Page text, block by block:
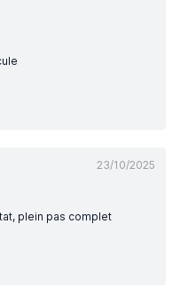
23/10/2025
plein pas complet